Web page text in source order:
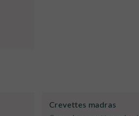
Crevettes madras